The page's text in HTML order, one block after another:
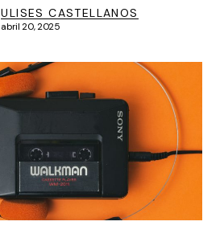
ULISES CASTELLANOS
abril 20, 2025